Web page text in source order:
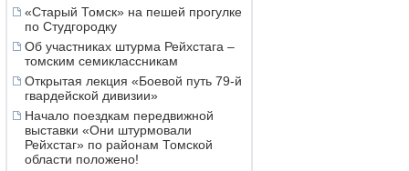
«Старый Томск» на пешей прогулке
по Студгородку
Об участниках штурма Рейхстага –
томским семиклассникам
Открытая лекция «Боевой путь 79-й
гвардейской дивизии»
Начало поездкам передвижной
выставки «Они штурмовали
Рейхстаг» по районам Томской
области положено!